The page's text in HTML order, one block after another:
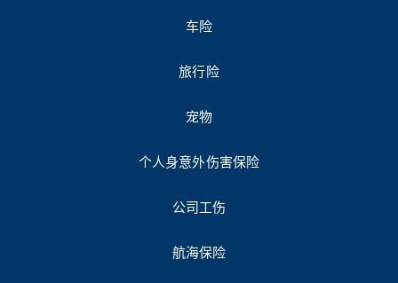
车险
旅行险
宠物
个人身意外伤害保险
公司工伤
航海保险